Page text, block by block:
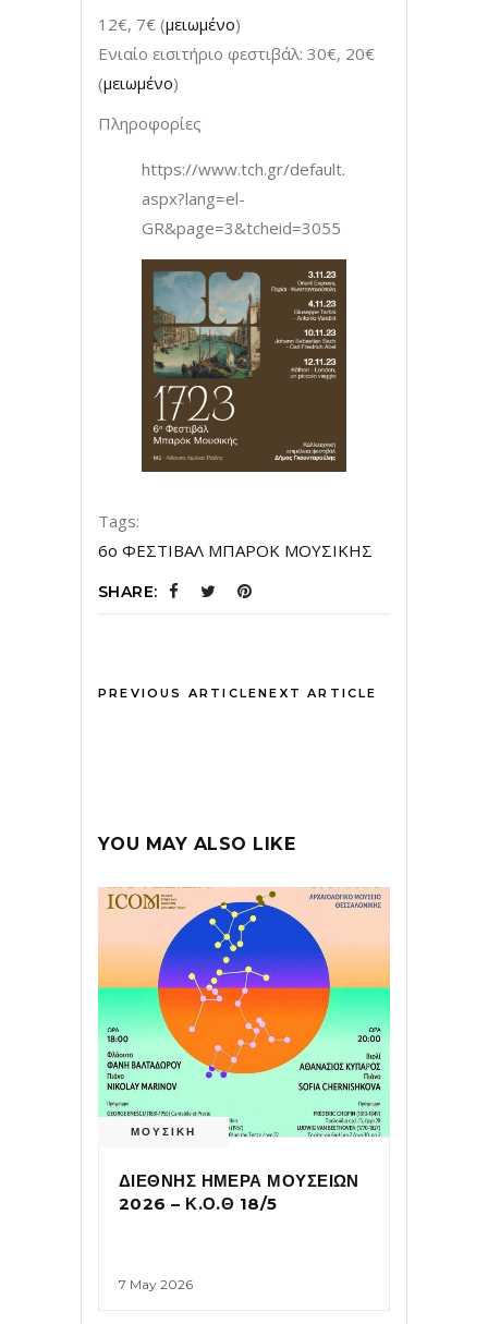
12€, 7€ (μειωμένο)
Ενιαίο εισιτήριο φεστιβάλ: 30€, 20€
(μειωμένο)
Πληροφορίες
https://www.tch.gr/default.
aspx?lang=el-
GR&page=3&tcheid=3055
Tags:
6ο ΦΕΣΤΙΒΑΛ ΜΠΑΡΟΚ ΜΟΥΣΙΚΗΣ
SHARE:
PREVIOUS ARTICLENEXT ARTICLE
YOU MAY ALSO LIKE
ΜΟΥΣΙΚΗ
ΔΙΕΘΝΗΣ ΗΜΕΡΑ ΜΟΥΣΕΙΩΝ
2026 – Κ.Ο.Θ 18/5
7 May 2026